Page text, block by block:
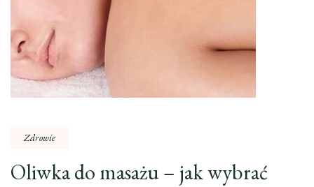
Zdrowie
Oliwka do masażu – jak wybrać